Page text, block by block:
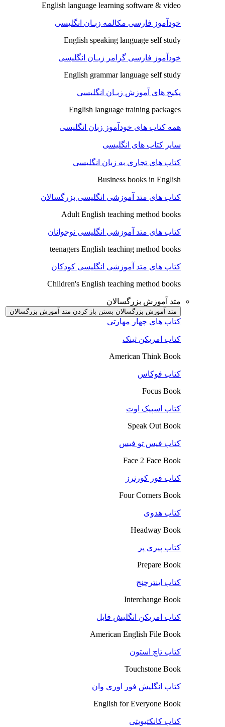
English language learning software & video
خودآموز فارسی مکالمه زبـان انگلیسی
English speaking language self study
خودآموز فارسی گرامر زبـان انگلیسی
English grammar language self study
پکیج های آموزش زبـان انگلیسی
English language training packages
همه کتاب های خودآموز زبان انگلیسی
سایر کتاب های انگلیسی
کتاب های تجاری به زبان انگلیسی
Business books in English
کتاب های متد آموزشی انگلیسی بزرگسالان
Adult English teaching method books
کتاب های متد آموزشی انگلیسی نوجوانان
teenagers English teaching method books
کتاب های متد آموزشی انگلیسی کودکان
Children's English teaching method books
متد آموزش بزرگسالان
متد آموزش بزرگسالان بستن باز کردن متد آموزش بزرگسالان
کتاب های چهار مهارتی
کتاب امریکن ثینک
American Think Book
کتاب فوکاس
Focus Book
کتاب اسپیک اوت
Speak Out Book
کتاب فیس تو فیس
Face 2 Face Book
کتاب فور کورنرز
Four Corners Book
کتاب هدوی
Headway Book
کتاب پیری پر
Prepare Book
کتاب اینترچنج
Interchange Book
کتاب امریکن انگلیش فایل
American English File Book
کتاب تاچ استون
Touchstone Book
کتاب انگلیش فور اوری وان
English for Everyone Book
کتاب کانکتیویتی